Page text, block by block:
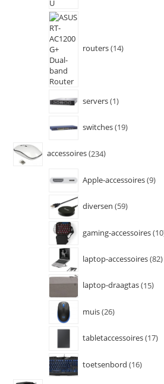
routers 14
servers 1
switches 19
accessoires 234
Apple-accessoires 9
diversen 59
gaming-accessoires 10
laptop-accessoires 82
laptop-draagtas 15
muis 26
tabletaccessoires 17
toetsenbord 16